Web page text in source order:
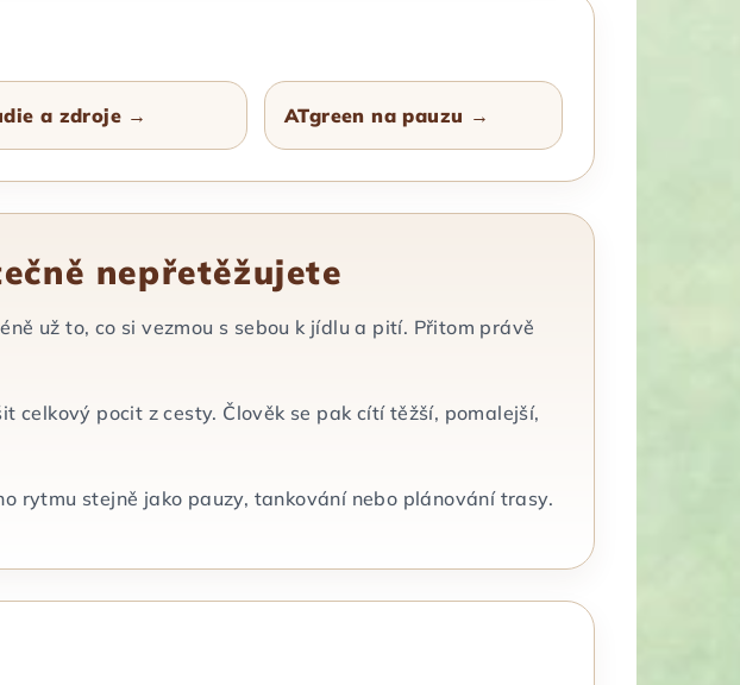
a zdroje → ATgreen na pauzu →
nepřetěžujete
už to, co si vezmou s sebou k jídlu a pití. Přitom právě
celkový pocit z cesty. Člověk se pak cítí těžší, pomalejší,
rytmu stejně jako pauzy, tankování nebo plánování trasy.